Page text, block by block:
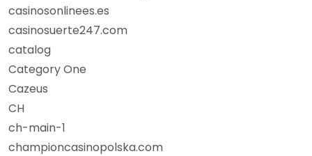
casinosonlinees.es
casinosuerte247.com
catalog
Category One
Cazeus
CH
ch-main-1
championcasinopolska.com